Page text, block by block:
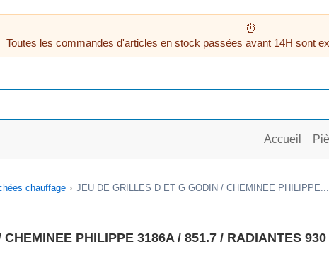
Toutes les commandes d'articles en stock passées avant 14H sont
Accueil
chauffage JEU DE GRILLES D ET G GODIN / CHEMINEE PHILIPPE...
PHILIPPE 3186A / 851.7 / RADIANTES 930